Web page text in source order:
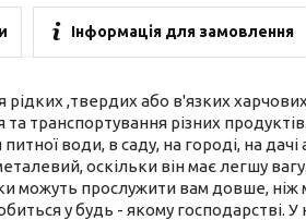
Інформація для замовлення
рідких ,твердих або в'язких
та транспортування різних
води, в саду, на городі, на
оскільки він має легшу
можуть прослужити вам довше, ніж
у будь - якому господарстві.